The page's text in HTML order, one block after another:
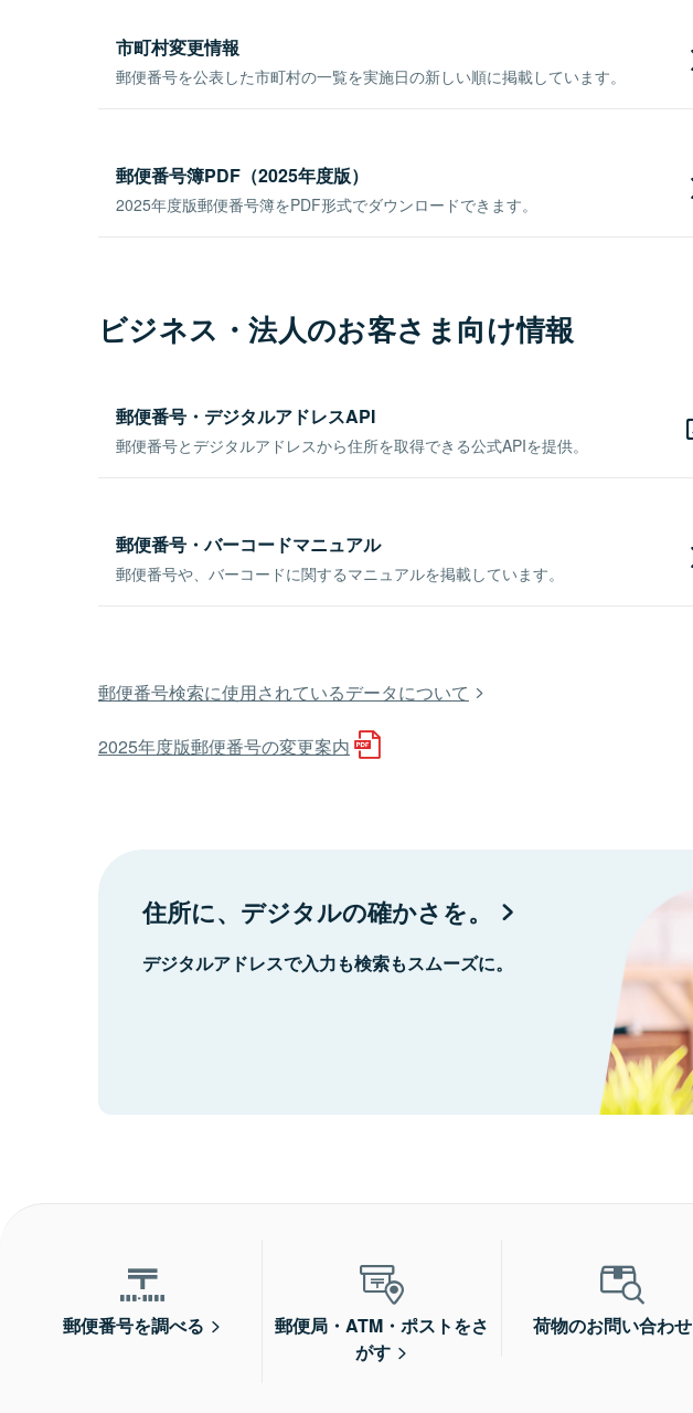
市町村変更情報
郵便番号を公表した市町村の一覧を実施日の新しい順に掲載しています。
郵便番号簿PDF（2025年度版）
2025年度版郵便番号簿をPDF形式でダウンロードできます。
ビジネス・法人のお客さま向け情報
郵便番号・デジタルアドレスAPI
郵便番号とデジタルアドレスから住所を取得できる公式APIを提供。
郵便番号・バーコードマニュアル
郵便番号や、バーコードに関するマニュアルを掲載しています。
郵便番号検索に使用されているデータについて
2025年度版郵便番号の変更案内
住所に、デジタルの確かさを。
デジタルアドレスで入力も検索もスムーズに。
郵便番号を調べる
郵便局・ATM・ポストをさ
がす
荷物のお問い合わせ